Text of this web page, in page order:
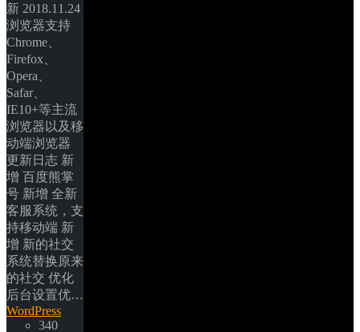
新 2018.11.24
浏览器支持
Chrome、
Firefox、
Opera、
Safar、
IE10+等主流
浏览器以及移
动端浏览器
更新日志 新
增 百度熊掌
号 新增 全新
客服系统，支
持移动端 新
增 新的社交
系统替换原来
的社交 优化
后台设置优…
WordPress
340